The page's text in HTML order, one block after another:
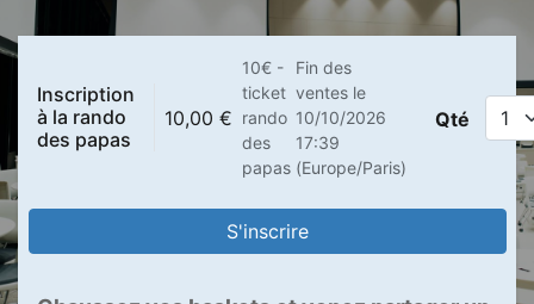
Inscription
à la rando
des papas
10,00 €
10€ -
ticket
rando
des
papas
Fin des
ventes le
10/10/2026
17:39
(Europe/Paris)
Qté
S'inscrire